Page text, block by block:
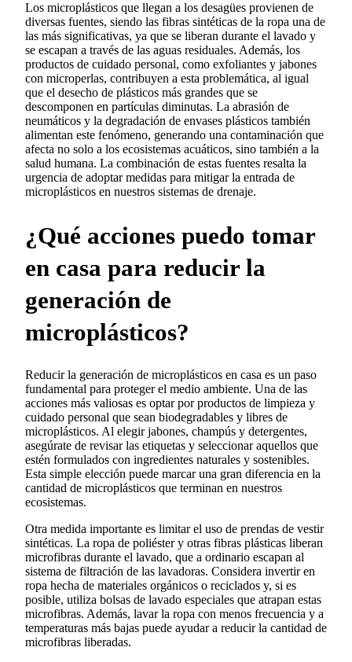
Los microplásticos que llegan a los desagües provienen de
diversas fuentes, siendo las fibras sintéticas de la ropa una de
las más significativas, ya que se liberan durante el lavado y
se escapan a través de las aguas residuales. Además, los
productos de cuidado personal, como exfoliantes y jabones
con microperlas, contribuyen a esta problemática, al igual
que el desecho de plásticos más grandes que se
descomponen en partículas diminutas. La abrasión de
neumáticos y la degradación de envases plásticos también
alimentan este fenómeno, generando una contaminación que
afecta no solo a los ecosistemas acuáticos, sino también a la
salud humana. La combinación de estas fuentes resalta la
urgencia de adoptar medidas para mitigar la entrada de
microplásticos en nuestros sistemas de drenaje.
¿Qué acciones puedo tomar
en casa para reducir la
generación de
microplásticos?
Reducir la generación de microplásticos en casa es un paso
fundamental para proteger el medio ambiente. Una de las
acciones más valiosas es optar por productos de limpieza y
cuidado personal que sean biodegradables y libres de
microplásticos. Al elegir jabones, champús y detergentes,
asegúrate de revisar las etiquetas y seleccionar aquellos que
estén formulados con ingredientes naturales y sostenibles.
Esta simple elección puede marcar una gran diferencia en la
cantidad de microplásticos que terminan en nuestros
ecosistemas.
Otra medida importante es limitar el uso de prendas de vestir
sintéticas. La ropa de poliéster y otras fibras plásticas liberan
microfibras durante el lavado, que a ordinario escapan al
sistema de filtración de las lavadoras. Considera invertir en
ropa hecha de materiales orgánicos o reciclados y, si es
posible, utiliza bolsas de lavado especiales que atrapan estas
microfibras. Además, lavar la ropa con menos frecuencia y a
temperaturas más bajas puede ayudar a reducir la cantidad de
microfibras liberadas.